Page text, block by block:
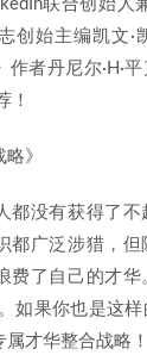
联合创始人
创始主编凯文·
作者丹尼尔·H·
！
》
都没有获得了不
都广泛涉猎，
费了自己的才
如果你也是这
才华整合战略！